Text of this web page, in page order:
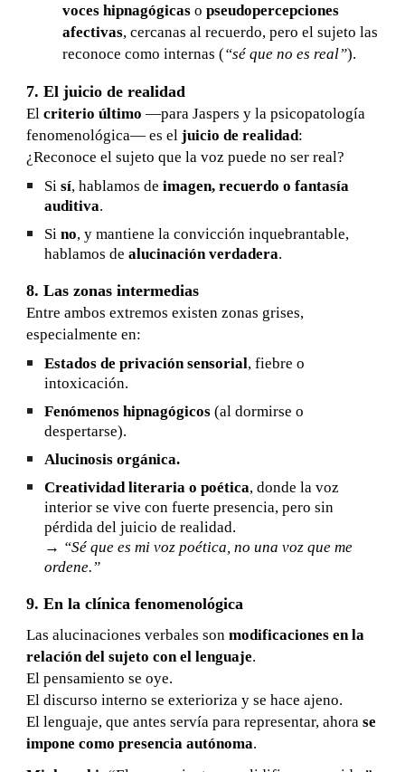
voces hipnagógicas opseudopercepciones
afectivas, cercanas al recuerdo, pero el sujeto las
reconoce como internas (“sé que no es real”).
7. El juicio de realidad
Elcriterio último —para Jaspers y la psicopatología
fenomenológica— es eljuicio de realidad:
¿Reconoce el sujeto que la voz puede no ser real?
Sisí, hablamos deimagen, recuerdo o fantasía
auditiva.
Sino, y mantiene la convicción inquebrantable,
hablamos dealucinación verdadera.
8. Las zonas intermedias
Entre ambos extremos existen zonas grises,
especialmente en:
Estados de privación sensorial, fiebre o
intoxicación.
Fenómenos hipnagógicos (al dormirse o
despertarse).
Alucinosis orgánica.
Creatividad literaria o poética, donde la voz
interior se vive con fuerte presencia, pero sin
pérdida del juicio de realidad.
→ “Sé que es mi voz poética, no una voz que me
ordene.”
9. En la clínica fenomenológica
Las alucinaciones verbales sonmodificaciones en la
relación del sujeto con el lenguaje.
El pensamiento se oye.
El discurso interno se exterioriza y se hace ajeno.
El lenguaje, que antes servía para representar, ahorase
impone como presencia autónoma.